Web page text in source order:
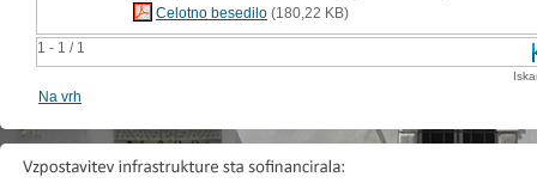
1 - 1 / 1
Celotno besedilo (180,22 KB)
Na vrh